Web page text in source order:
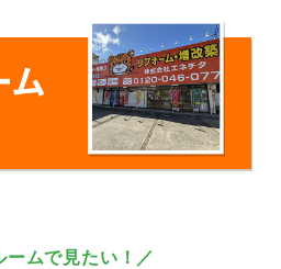
ームで見たい！／